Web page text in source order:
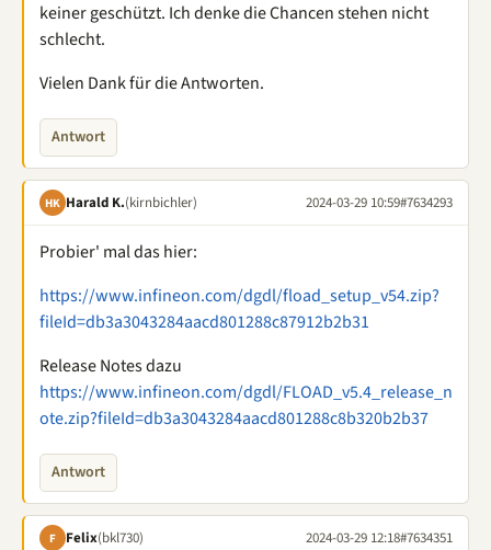
keiner geschützt. Ich denke die Chancen stehen nicht
schlecht.
Vielen Dank für die Antworten.
Antwort
HK Harald K.(kirnbichler) 2024-03-29 10:59#7634293
Probier' mal das hier:
https://www.infineon.com/dgdl/fload_setup_v54.zip?
fileId=db3a3043284aacd801288c87912b2b31
Release Notes dazu
https://www.infineon.com/dgdl/FLOAD_v5.4_release_n
ote.zip?fileId=db3a3043284aacd801288c8b320b2b37
Antwort
F Felix(bkl730) 2024-03-29 12:18#7634351